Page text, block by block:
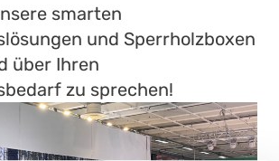
smarten
und Sperrholzboxen
über Ihren
zu sprechen!